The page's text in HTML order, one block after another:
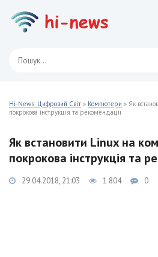
Hi-News: Цифровий Світ » Компютери » Як
покрокова інструкція та рекомендації
Як встановити Linux на
покрокова інструкція та
29.04.2018, 21:03 1 804 0